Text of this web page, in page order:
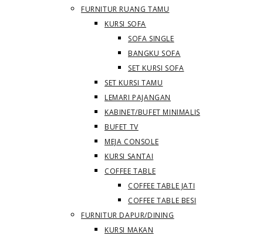
FURNITUR RUANG TAMU
KURSI SOFA
SOFA SINGLE
BANGKU SOFA
SET KURSI SOFA
SET KURSI TAMU
LEMARI PAJANGAN
KABINET/BUFET MINIMALIS
BUFET TV
MEJA CONSOLE
KURSI SANTAI
COFFEE TABLE
COFFEE TABLE JATI
COFFEE TABLE BESI
FURNITUR DAPUR/DINING
KURSI MAKAN